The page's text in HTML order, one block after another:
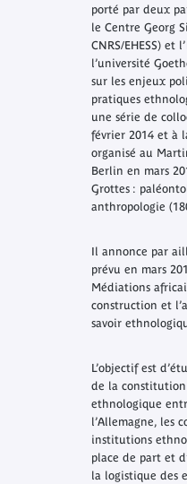
porté par deux
le Centre Georg
CNRS/EHESS) et
l’université
sur les enjeux
pratiques
une série de
février 2014 et à
organisé au
Berlin en mars
Grottes :
anthropologie
Il annonce par
prévu en mars
Médiations
construction et
savoir
L’objectif est
de la constitution
ethnologique
l’Allemagne, les
institutions
place de part et
la logistique des